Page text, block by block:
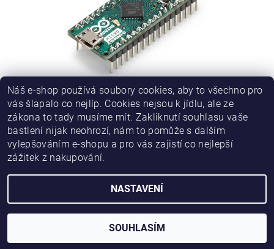
ARDUINO MICRO S KONEKTORY ORIGINÁL
632 Kč
2026 © HWKITCHEN, všechna práva vyhrazena
Vytvořil Shoptet
Náš e-shop používá soubory cookies, aby to všechno pro
vás šlapalo co nejlíp. Cookies nejsou k jídlu, ale ze
zákona to tady musíme mít. Zakliknutí souhlasu vaše
bastlení nijak neohrozí, nám to pomůže s dalším
vylepšováním e-shopu a pro vás zajistí co nejlepší
zážitek z nakupování.
NASTAVENÍ
SOUHLASÍM